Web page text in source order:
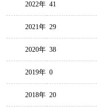
2022年 41
2021年 29
2020年 38
2019年 0
2018年 20